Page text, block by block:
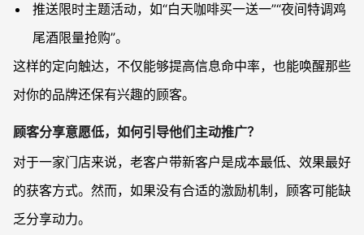
推送限时主题活动，如“白天咖啡买一送一”“夜间特调鸡
尾酒限量抢购”。
这样的定向触达，不仅能够提高信息命中率，也能唤醒那些
对你的品牌还保有兴趣的顾客。
顾客分享意愿低，如何引导他们主动推广？
对于一家门店来说，老客户带新客户是成本最低、效果最好
的获客方式。然而，如果没有合适的激励机制，顾客可能缺
乏分享动力。